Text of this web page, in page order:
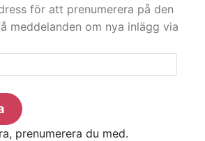
för att prenumerera på den
meddelanden om nya inlägg via
prenumerera du med.